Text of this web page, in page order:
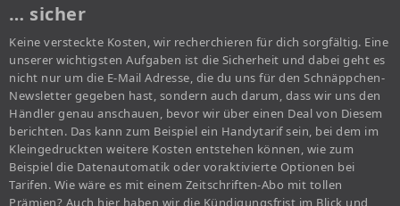
… sicher
Keine versteckte Kosten, wir recherchieren für dich sorgfältig. Eine
unserer wichtigsten Aufgaben ist die Sicherheit und dabei geht es
nicht nur um die E-Mail Adresse, die du uns für den Schnäppchen-
Newsletter gegeben hast, sondern auch darum, dass wir uns den
Händler genau anschauen, bevor wir über einen Deal von Diesem
berichten. Das kann zum Beispiel ein Handytarif sein, bei dem im
Kleingedruckten weitere Kosten entstehen können, wie zum
Beispiel die Datenautomatik oder voraktivierte Optionen bei
Tarifen. Wie wäre es mit einem Zeitschriften-Abo mit tollen
Prämien? Auch hier haben wir die Kündigungsfrist im Blick und